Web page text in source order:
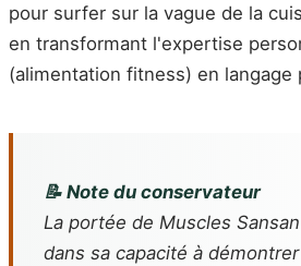
pour surfer sur la vague de la
en transformant l'expertise
(alimentation fitness) en langage
📝 Note du conservateur
La portée de Muscles
dans sa capacité à